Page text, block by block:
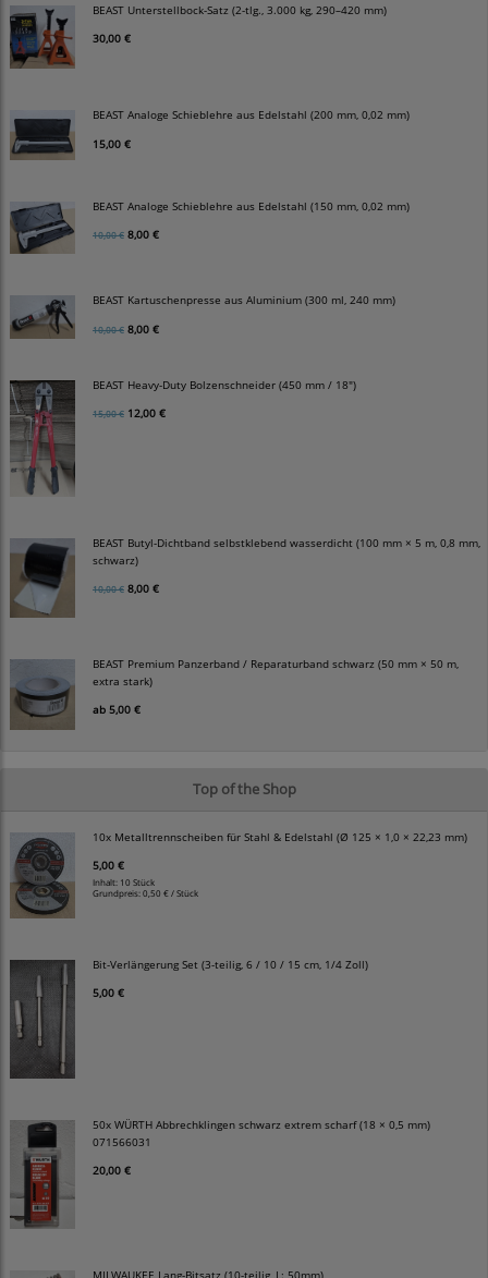
BEAST Unterstellbock-Satz (2-tlg., 3.000 kg, 290–420 mm)
30,00 €
BEAST Analoge Schieblehre aus Edelstahl (200 mm, 0,02 mm)
15,00 €
BEAST Analoge Schieblehre aus Edelstahl (150 mm, 0,02 mm)
10,00 € 8,00 €
BEAST Kartuschenpresse aus Aluminium (300 ml, 240 mm)
10,00 € 8,00 €
BEAST Heavy-Duty Bolzenschneider (450 mm / 18")
15,00 € 12,00 €
BEAST Butyl-Dichtband selbstklebend wasserdicht (100 mm × 5 m, 0,8 mm,
schwarz)
10,00 € 8,00 €
BEAST Premium Panzerband / Reparaturband schwarz (50 mm × 50 m,
extra stark)
ab 5,00 €
Top of the Shop
10x Metalltrennscheiben für Stahl & Edelstahl (Ø 125 × 1,0 × 22,23 mm)
5,00 €
Inhalt: 10 Stück
Grundpreis:0,50 € / Stück
Bit-Verlängerung Set (3-teilig, 6 / 10 / 15 cm, 1/4 Zoll)
5,00 €
50x WÜRTH Abbrechklingen schwarz extrem scharf (18 × 0,5 mm)
071566031
20,00 €
MILWAUKEE Lang-Bitsatz (10-teilig, L: 50mm)